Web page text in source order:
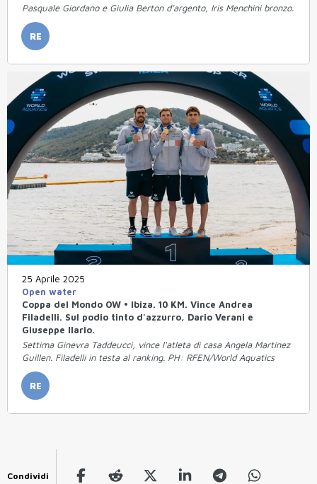
Pasquale Giordano e Giulia Berton d’argento, Iris Menchini bronzo.
RE
25 Aprile 2025
Open water
Coppa del Mondo OW • Ibiza. 10 KM. Vince Andrea
Filadelli. Sul podio tinto d'azzurro, Dario Verani e
Giuseppe Ilario.
Settima Ginevra Taddeucci, vince l'atleta di casa Angela Martinez
Guillen. Filadelli in testa al ranking. PH: RFEN/World Aquatics
RE
Condividi